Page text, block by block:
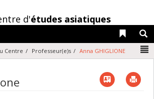
d'études asiatiques
Liens
Centre Professeur(e)s Anna GHIGLIONE
Vcard